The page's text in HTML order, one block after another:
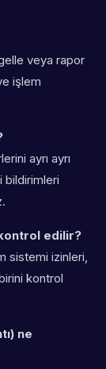
veya rapor
işlem
ayrı ayrı
bildirimleri
edilir?
sistemi izinleri,
kontrol
ne